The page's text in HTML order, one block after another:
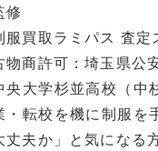
修
服買取ラミパス 査
物商許可：埼玉県公
央大学杉並高校（中
・転校を機に制服を
丈夫か」と気になる